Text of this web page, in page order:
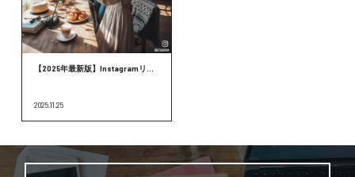
【2025年最新版】Instagramリ...
2025.11.25